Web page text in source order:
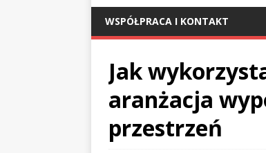
WSPÓŁPRACA I KONTAKT
Jak
aranżacja
przestrzeń